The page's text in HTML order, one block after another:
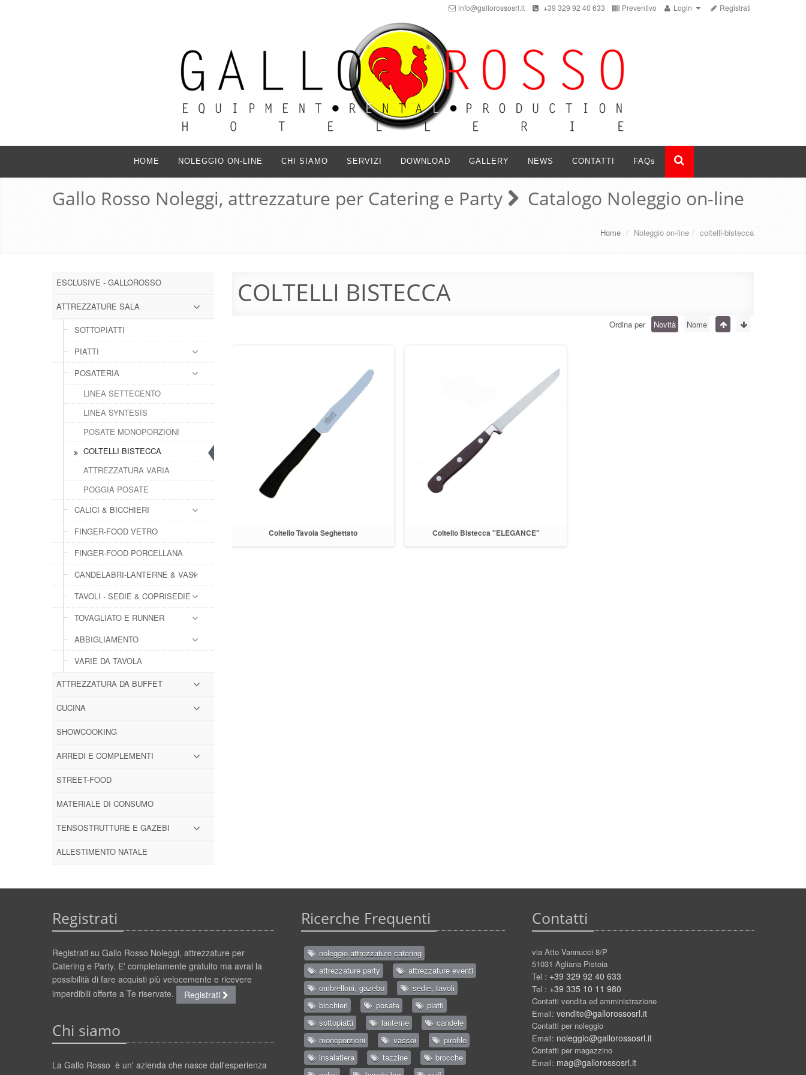
info@gallorossosrl.it +39 329 92 40 633 Preventivo Login Registrati
HOME NOLEGGIO ON-LINE CHI SIAMO SERVIZI DOWNLOAD GALLERY NEWS CONTATTI FAQs
Gallo Rosso Noleggi, attrezzature per Catering e Party Catalogo Noleggio on-line
Home / Noleggio on-line / coltelli-bistecca
ESCLUSIVE - GALLOROSSO
ATTREZZATURE SALA
SOTTOPIATTI
PIATTI
POSATERIA
LINEA SETTECENTO
LINEA SYNTESIS
POSATE MONOPORZIONI
COLTELLI BISTECCA
ATTREZZATURA VARIA
POGGIA POSATE
CALICI & BICCHIERI
FINGER-FOOD VETRO
FINGER-FOOD PORCELLANA
CANDELABRI-LANTERNE & VASI
TAVOLI - SEDIE & COPRISEDIE
TOVAGLIATO E RUNNER
ABBIGLIAMENTO
VARIE DA TAVOLA
ATTREZZATURA DA BUFFET
CUCINA
SHOWCOOKING
ARREDI E COMPLEMENTI
STREET-FOOD
MATERIALE DI CONSUMO
TENSOSTRUTTURE E GAZEBI
ALLESTIMENTO NATALE
COLTELLI BISTECCA
Ordina per Novità Nome
Coltello Tavola Seghettato Coltello Bistecca "ELEGANCE"
Registrati
Registrati su Gallo Rosso Noleggi, attrezzature per
Catering e Party. E' completamente gratuito ma avrai la
possibilità di fare acquisti più velocemente e ricevere
imperdibili offerte a Te riservate.
Registrati
Chi siamo
La Gallo Rosso è un' azienda che nasce dall'esperienza
Ricerche Frequenti
noleggio attrezzature catering
attrezzature party
attrezzature eventi
ombrelloni, gazebo
sedie, tavoli
bicchieri
posate
piatti
sottopiatti
lanterne
candele
monoporzioni
vassoi
pirofile
insalatiera
tazzine
brocche
Contatti
via Atto Vannucci 8/P
51031 Agliana Pistoia
Tel : +39 329 92 40 633
Tel : +39 335 10 11 980
Contatti vendita ed amministrazione
Email: vendite@gallorossosrl.it
Contatti per noleggio
Email: noleggio@gallorossosrl.it
Contatti per magazzino
Email: mag@gallorossosrl.it